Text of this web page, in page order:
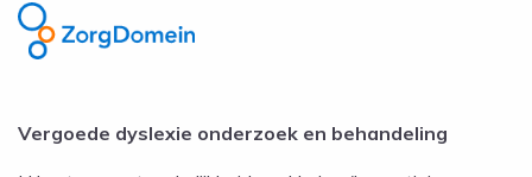
Vergoede dyslexie onderzoek en behandeling